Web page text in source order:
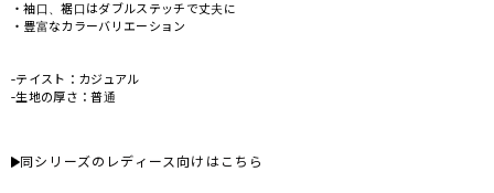
・袖口、裾口はダブルステッチで丈夫に
・豊富なカラーバリエーション
‐テイスト：カジュアル
‐生地の厚さ：普通
同シリーズのレディース向けはこちら